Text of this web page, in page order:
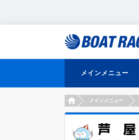
メインメニュー
HOMEメインメニュー